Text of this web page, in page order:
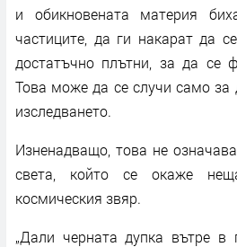
и обикновената материя
частиците, да ги накарат да
достатъчно плътни, за да се
Това може да се случи само за
изследването.
Изненадващо, това не
света, който се окаже
космическия звяр.
„Дали черната дупка вътре в